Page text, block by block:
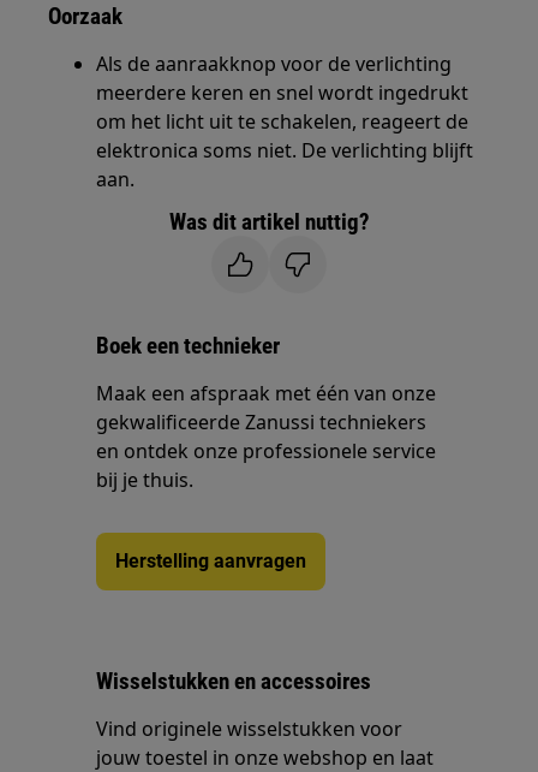
Oorzaak
Als de aanraakknop voor de verlichting
meerdere keren en snel wordt ingedrukt
om het licht uit te schakelen, reageert de
elektronica soms niet. De verlichting blijft
aan.
Was dit artikel nuttig?
Boek een technieker
Maak een afspraak met één van onze
gekwalificeerde Zanussi techniekers
en ontdek onze professionele service
bij je thuis.
Herstelling aanvragen
Wisselstukken en accessoires
Vind originele wisselstukken voor
jouw toestel in onze webshop en laat